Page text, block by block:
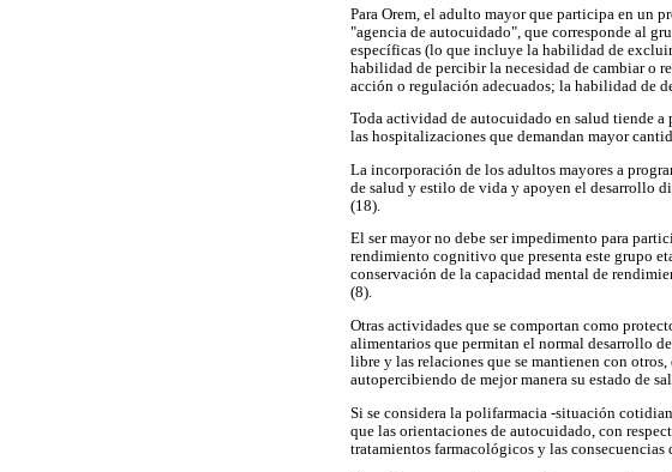
Para Orem, el adulto mayor que participa en un
"agencia de autocuidado", que corresponde al
específicas (lo que incluye la habilidad de
habilidad de percibir la necesidad de cambiar o
acción o regulación adecuados; la habilidad de
Toda actividad de autocuidado en salud tiende
las hospitalizaciones que demandan mayor
La incorporación de los adultos mayores a
de salud y estilo de vida y apoyen el desarrollo
(18).
El ser mayor no debe ser impedimento para
rendimiento cognitivo que presenta este grupo
conservación de la capacidad mental de
(8).
Otras actividades que se comportan como
alimentarios que permitan el normal desarrollo
libre y las relaciones que se mantienen con
autopercibiendo de mejor manera su estado de
Si se considera la polifarmacia -situación
que las orientaciones de autocuidado, con
tratamientos farmacológicos y las consecuencias